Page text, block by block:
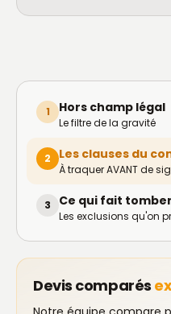
1 Hors champ légal
Le filtre de la gravité
2 Les clauses du
À traquer AVANT de
3 Ce qui fait
Les exclusions qu'on
Devis comparés